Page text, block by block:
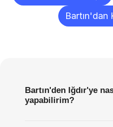
Bartın'dan
Bartın'den Iğdır'ye
yapabilirim?